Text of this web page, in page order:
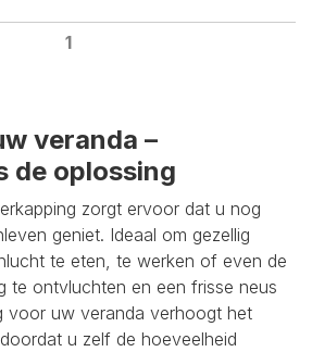
1
veranda –
de oplossing
zorgt ervoor dat u nog
geniet. Ideaal om gezellig
te eten, te werken of even de
te ontvluchten en een frisse neus
voor uw veranda verhoogt het
u zelf de hoeveelheid